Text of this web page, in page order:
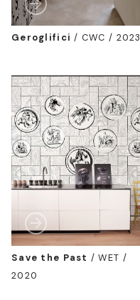
Geroglifici / CWC / 2023
Save the Past /WET /
2020